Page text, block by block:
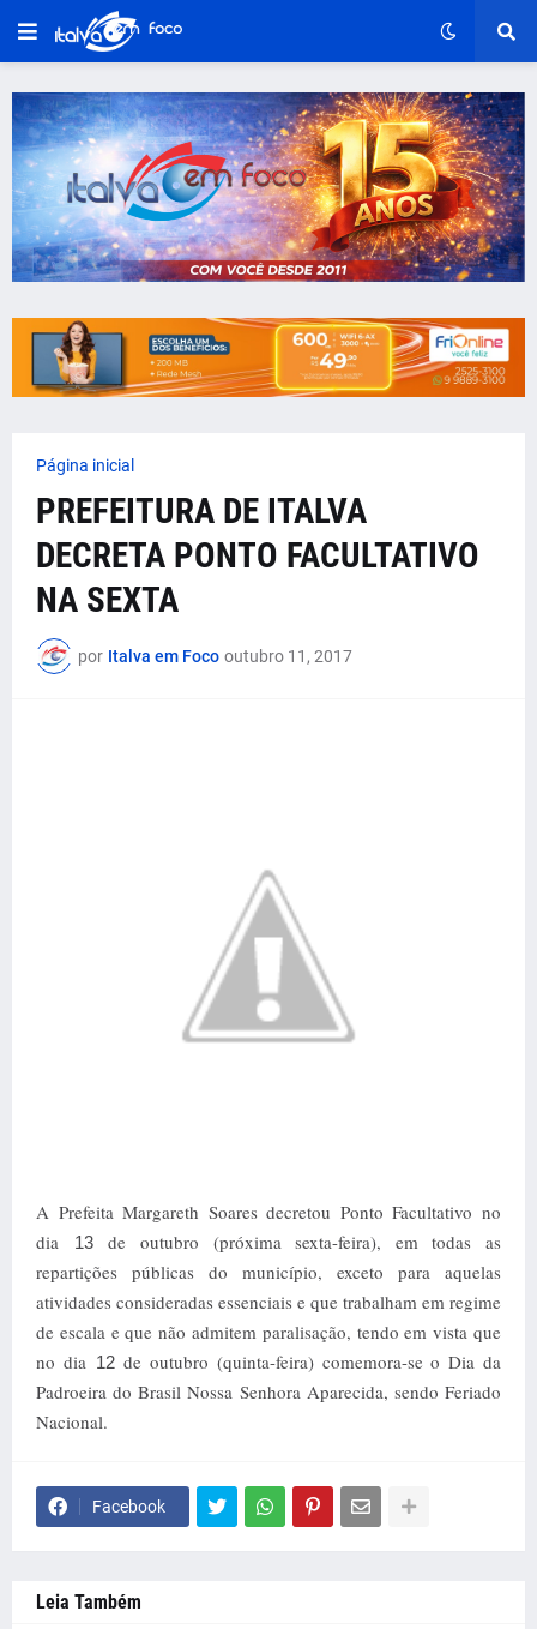
Página inicial
PREFEITURA DE ITALVA
DECRETA PONTO FACULTATIVO
NA SEXTA
por Italva em Foco outubro 11, 2017
A Prefeita Margareth Soares decretou Ponto Facultativo no
dia
13de outubro (próxima sexta-feira), em todas as
repartições públicas do município, exceto para aquelas
atividades consideradas essenciais e que trabalham em regime
de escala e que não admitem paralisação, tendo em vista que
no dia 12de outubro (quinta-feira) comemora-se o Dia da
Padroeira do Brasil Nossa Senhora Aparecida, sendo Feriado
Nacional.
Facebook
Leia Também